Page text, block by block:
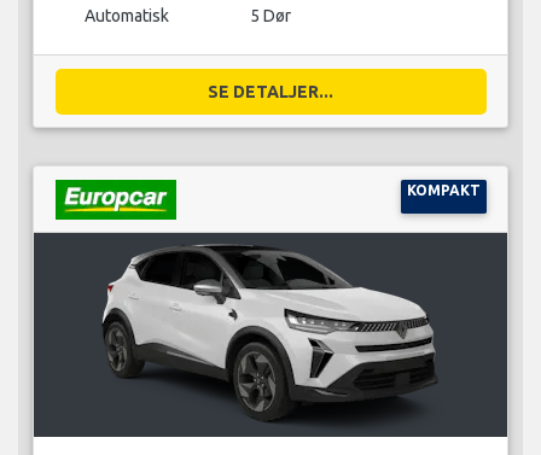
Automatisk 5 Dør
SE DETALJER...
KOMPAKT